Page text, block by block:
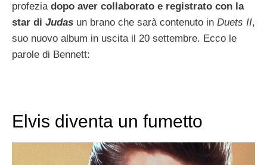
profezia dopo aver collaborato e registrato con la
star di Judas un brano che sarà contenuto in Duets II,
suo nuovo album in uscita il 20 settembre. Ecco le
parole di Bennett:
Elvis diventa un fumetto